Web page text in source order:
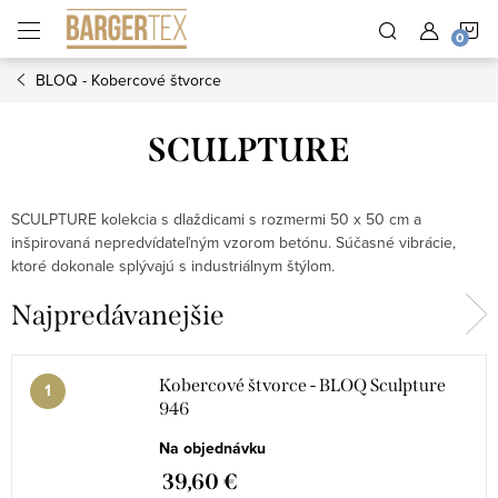
obsah
BLOQ - Kobercové štvorce
SCULPTURE
SCULPTURE kolekcia s dlaždicami s rozmermi 50 x 50 cm a
inšpirovaná nepredvídateľným vzorom betónu. Súčasné vibrácie,
ktoré dokonale splývajú s industriálnym štýlom.
Najpredávanejšie
Kobercové štvorce - BLOQ Sculpture
946
Na objednávku
39,60 €